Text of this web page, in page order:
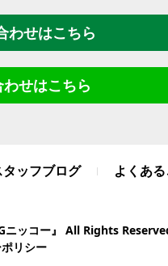
わせはこちら
せはこちら
タッフブログ よくあ
ッコー』 All Rights
リシー